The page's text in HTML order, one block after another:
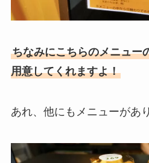
ちなみにこちらのメニュー
用意してくれますよ！
あれ、他にもメニューがあ